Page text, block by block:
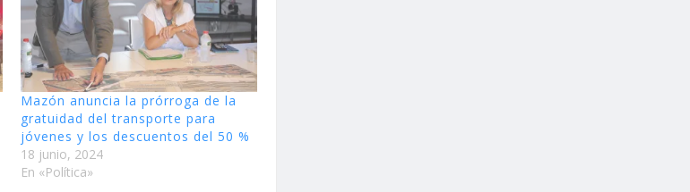
Mazón anuncia la prórroga de la
gratuidad del transporte para
jóvenes y los descuentos del 50 %
18 junio, 2024
En «Política»